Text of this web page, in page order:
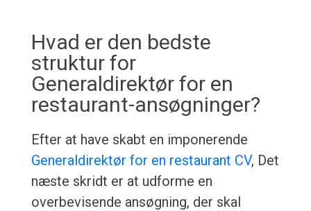
Hvad er den bedste
struktur for
Generaldirektør for en
restaurant-ansøgninger?
Efter at have skabt en imponerende
Generaldirektør for en restaurant CV, Det
næste skridt er at udforme en
overbevisende ansøgning, der skal